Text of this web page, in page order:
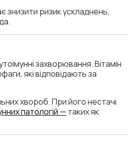
знизити ризик ускладнень,
захворювання. Вітамін
які відповідають за
хвороб. При його нестачі
патологій — таких як